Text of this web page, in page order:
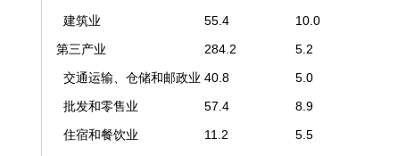
建筑业
55.4
10.0
第三产业
284.2
5.2
交通运输、仓储和邮政业 40.8
5.0
批发和零售业
57.4
8.9
住宿和餐饮业
11.2
5.5